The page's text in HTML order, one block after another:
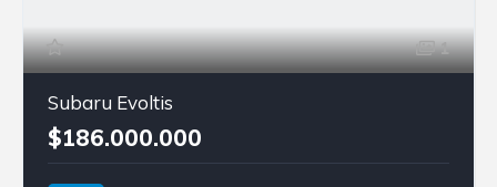
1
Subaru Evoltis
$186.000.000